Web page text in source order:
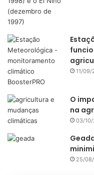
11/09/
O
na
03/10/
25/